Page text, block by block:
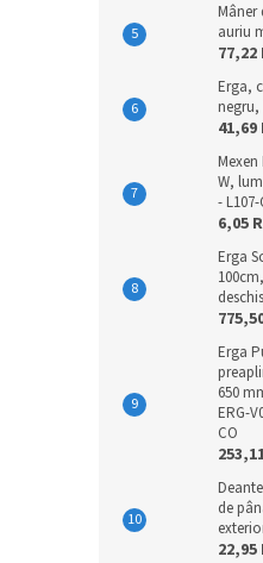
Mâner
auriu
77,22
Erga,
negru,
41,69
Mexen
W,
-
6,05
Erga
Erga
650
ERG-
CO
de
22,95